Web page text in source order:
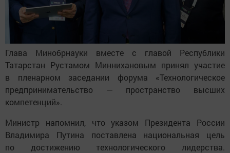
Глава Минобрнауки вместе с главой Республики
Татарстан Рустамом Миннихановым принял участие
в пленарном заседании форума «Технологическое
предпринимательство — пространство высших
компетенций».
Министр напомнил, что указом Президента России
Владимира Путина поставлена национальная цель
по достижению технологического лидерства.